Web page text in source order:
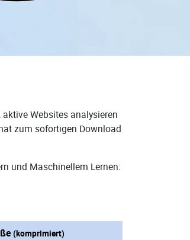
Websites analysieren
zum sofortigen Download
und Maschinellem Lernen:
(komprimiert)